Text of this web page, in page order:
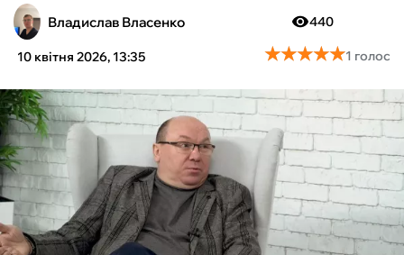
ТЕНІС
КІБЕРСПОРТ
ЧС-2026
ФУТЗАЛ
ІНШІ
Владислав Власенко
10 квітня 2026, 13:35
440
★★★★★
★★★★★1 голос